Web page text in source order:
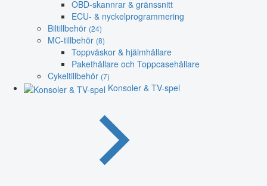
OBD-skannrar & gränssnitt
ECU- & nyckelprogrammering
Biltillbehör (24)
MC-tillbehör (8)
Toppväskor & hjälmhållare
Pakethållare och Toppcasehållare
Cykeltillbehör (7)
Konsoler & TV-spel